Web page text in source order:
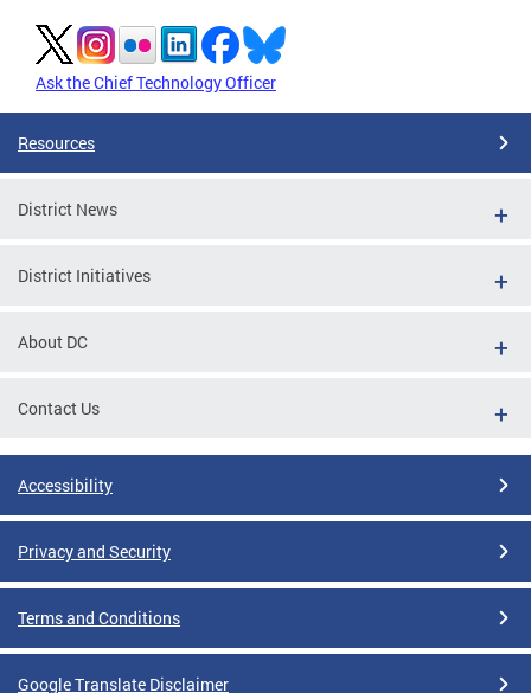
Ask the Chief Technology Officer
Resources
District News
District Initiatives
About DC
Contact Us
Accessibility
Privacy and Security
Terms and Conditions
Google Translate Disclaimer